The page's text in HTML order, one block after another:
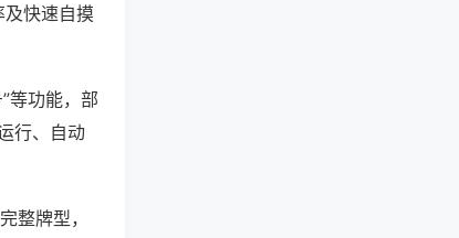
快速自摸
等功能，部
行、自动
整牌型，